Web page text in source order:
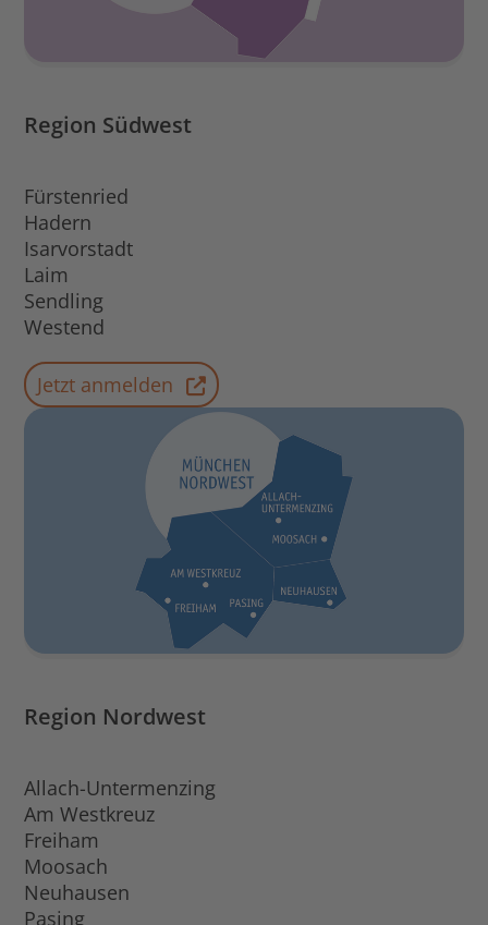
Region Südwest
Fürstenried
Hadern
Isarvorstadt
Laim
Sendling
Westend
Jetzt anmelden
Region Nordwest
Allach-Untermenzing
Am Westkreuz
Freiham
Moosach
Neuhausen
Pasing